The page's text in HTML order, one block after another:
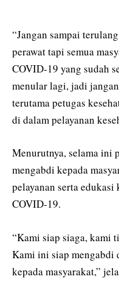
“Jangan sampai
perawat tapi semua
COVID-19 yang sudah
menular lagi, jadi
terutama petugas
di dalam pelayanan
Menurutnya, selama ini
mengabdi kepada
pelayanan serta edukasi
COVID-19.
“Kami siap siaga, kami
Kami ini siap mengabdi
kepada masyarakat,”